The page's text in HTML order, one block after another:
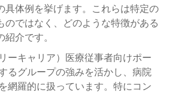
具体例を挙げます。これらは特定の
のではなく、どのような特徴がある
介です。
ーキャリア）医療従事者向けポー
るグループの強みを活かし、病院
網羅的に扱っています。特にコン